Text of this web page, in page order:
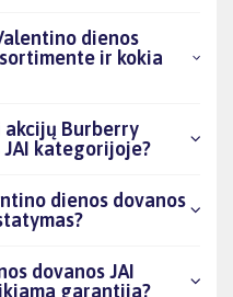
dienos
ir kokia
akcijų Burberry
kategorijoje?
dienos dovanos
dovanos JAI
garantija?